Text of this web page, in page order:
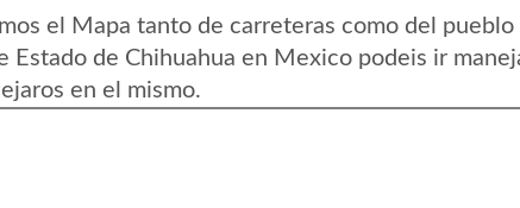
el Mapa tanto de carreteras como del
Estado de Chihuahua en Mexico podeis ir
en el mismo.